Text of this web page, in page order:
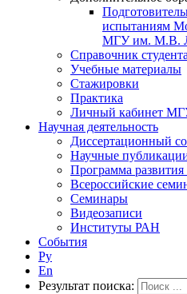
испытаниям
МГУ им. М.В.
Справочник
Учебные материалы
Стажировки
Практика
Личный кабинет
Научная деятельность
Диссертационный
Научные
Программа
Всероссийские
Семинары
Видеозаписи
Институты РАН
События
Ру
En
Результат поиска: